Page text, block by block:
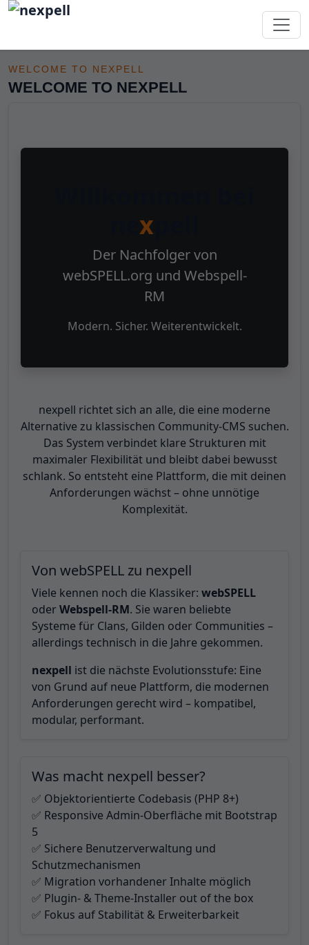
WELCOME TO NEXPELL
WELCOME TO NEXPELL
x
Der Nachfolger von
webSPELL.org und Webspell-
RM
Modern. Sicher. Weiterentwickelt.
nexpell richtet sich an alle, die eine moderne
Alternative zu klassischen Community-CMS suchen.
Das System verbindet klare Strukturen mit
maximaler Flexibilität und bleibt dabei bewusst
schlank. So entsteht eine Plattform, die mit deinen
Anforderungen wächst – ohne unnötige
Komplexität.
Von webSPELL zu nexpell
Viele kennen noch die Klassiker: webSPELL
oderWebspell-RM. Sie waren beliebte
Systeme für Clans, Gilden oder Communities –
allerdings technisch in die Jahre gekommen.
nexpell ist die nächste Evolutionsstufe: Eine
von Grund auf neue Plattform, die modernen
Anforderungen gerecht wird – kompatibel,
modular, performant.
Was macht nexpell besser?
✅ Objektorientierte Codebasis (PHP 8+)
✅ Responsive Admin-Oberfläche mit Bootstrap
5
✅ Sichere Benutzerverwaltung und
Schutzmechanismen
✅ Migration vorhandener Inhalte möglich
✅ Plugin- & Theme-Installer out of the box
✅ Fokus auf Stabilität & Erweiterbarkeit